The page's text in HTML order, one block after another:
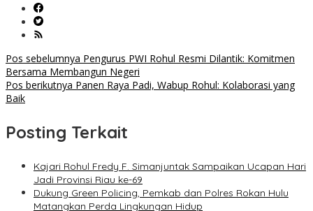
Navigasi
pos
Pos sebelumnya Pengurus PWI Rohul Resmi Dilantik: Komitmen
Bersama Membangun Negeri
Pos berikutnya Panen Raya Padi, Wabup Rohul: Kolaborasi yang
Baik
Posting Terkait
Kajari Rohul Fredy F. Simanjuntak Sampaikan Ucapan Hari
Jadi Provinsi Riau ke-69
Dukung Green Policing, Pemkab dan Polres Rokan Hulu
Matangkan Perda Lingkungan Hidup